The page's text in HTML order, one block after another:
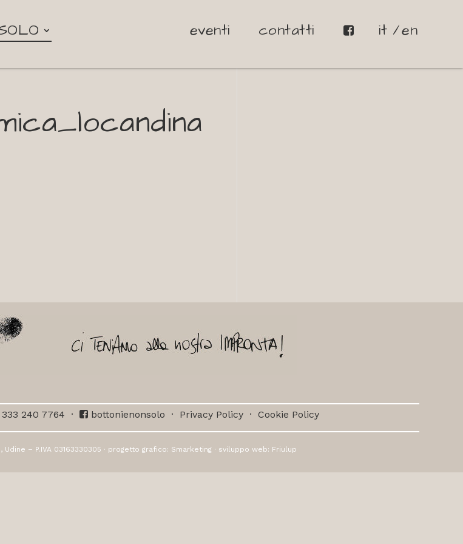
eventi contatti it en
333 240 7764 · bottonienonsolo · Privacy Policy · Cookie Policy
– P.IVA 03163330305 · progetto grafico: Smarketing · sviluppo web: Friulup